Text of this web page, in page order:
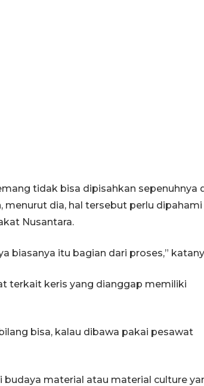
tidak bisa dipisahkan sepenuhnya
menurut dia, hal tersebut perlu dipahami
Nusantara.
biasanya itu bagian dari proses,”
terkait keris yang dianggap memiliki
bisa, kalau dibawa pakai pesawat
budaya material atau material culture